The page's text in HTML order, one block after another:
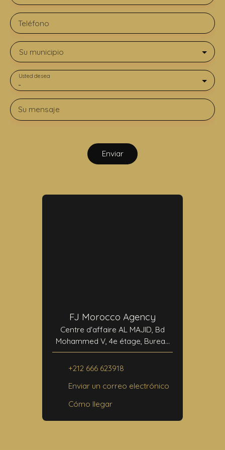
Teléfono
Su municipio
-
Usted desea
Su mensaje
Enviar
FJ Morocco Agency
Centre d'affaire AL MAJID, Bd
Mohammed V, 4e étage, Bureau
N°24
40000 Marrakech
+212 666 623918
Enviar un correo electrónico
Cómo llegar